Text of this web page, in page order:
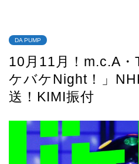
DA PUMP
10月11月！m.c.A
ケバケNight！」
送！KIMI振付